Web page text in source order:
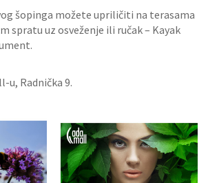
šopinga možete upriličiti na terasama
spratu uz osveženje ili ručak – Kayak
u, Radnička 9.